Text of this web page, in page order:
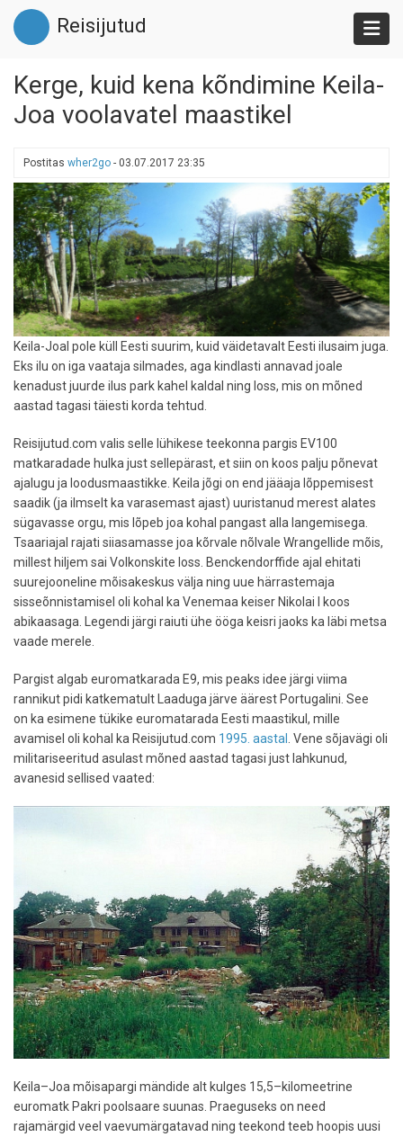
Liigu
edasi
põhisisu
Reisijutud
Kerge, kuid kena kõndimine Keila-
Joa voolavatel maastikel
Postitas wher2go - 03.07.2017 23:35
Keila-Joal pole küll Eesti suurim, kuid väidetavalt Eesti ilusaim juga.
Eks ilu on iga vaataja silmades, aga kindlasti annavad joale
kenadust juurde ilus park kahel kaldal ning loss, mis on mõned
aastad tagasi täiesti korda tehtud.
Reisijutud.com valis selle lühikese teekonna pargis EV100
matkaradade hulka just sellepärast, et siin on koos palju põnevat
ajalugu ja loodusmaastikke. Keila jõgi on end jääaja lõppemisest
saadik (ja ilmselt ka varasemast ajast) uuristanud merest alates
sügavasse orgu, mis lõpeb joa kohal pangast alla langemisega.
Tsaariajal rajati siiasamasse joa kõrvale nõlvale Wrangellide mõis,
millest hiljem sai Volkonskite loss. Benckendorffide ajal ehitati
suurejooneline mõisakeskus välja ning uue härrastemaja
sisseõnnistamisel oli kohal ka Venemaa keiser Nikolai I koos
abikaasaga. Legendi järgi raiuti ühe ööga keisri jaoks ka läbi metsa
vaade merele.
Pargist algab euromatkarada E9, mis peaks idee järgi viima
rannikut pidi katkematult Laaduga järve äärest Portugalini. See
on ka esimene tükike euromatarada Eesti maastikul, mille
avamisel oli kohal ka Reisijutud.com 1995. aastal
. Vene sõjavägi oli
militariseeritud asulast mõned aastad tagasi just lahkunud,
avanesid sellised vaated:
Keila–Joa mõisapargi mändide alt kulges 15,5–kilomeetrine
euromatk Pakri poolsaare suunas. Praeguseks on need
rajamärgid veel vaevumärgatavad ning teekond teeb hoopis uusi